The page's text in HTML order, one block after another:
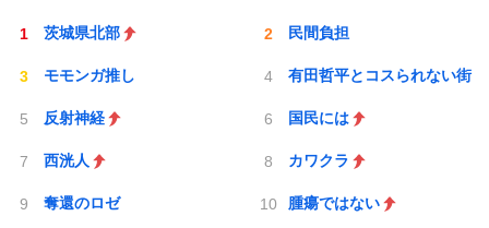
茨城県北部 民間負担
モモンガ推し 有田哲平とコスられない街
反射神経 国民には
西洸人 カワクラ
奪還のロゼ 腫瘍ではない